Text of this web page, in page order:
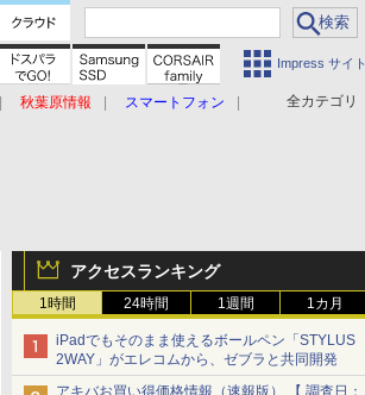
Impress サイト
全カテゴリ
秋葉原情報
スマートフォン
アクセスランキング
1時間 24時間 1週間 1カ月
iPadでもそのまま使えるボールペン「STYLUS
2WAY」がエレコムから、ゼブラと共同開発
アキバお買い得価格情報（速報版） 【 調査日：